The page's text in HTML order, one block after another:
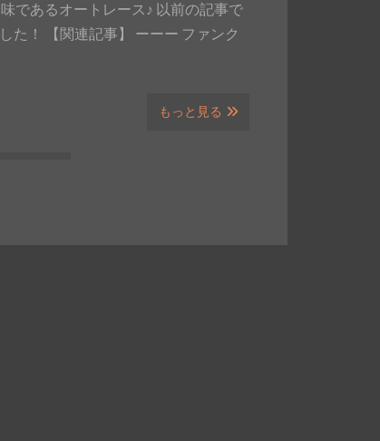
であるオートレース♪ 以前の記事で
た！ 【関連記事】 ーーー ファンク
もっと見る